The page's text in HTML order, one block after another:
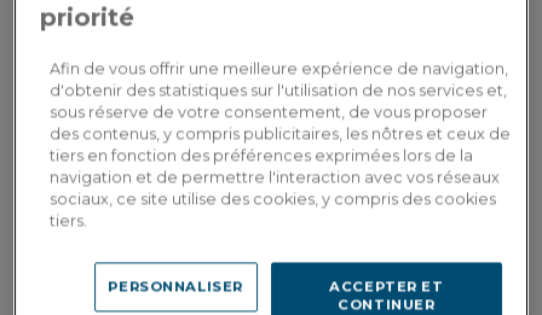
2 990,00€
AJOUTER AU PANIER
Livraison sur-mesure
Estimer mes frais de livraison par pays
priorité
Afin de vous offrir une meilleure expérience de navigation,
d'obtenir des statistiques sur l'utilisation de nos services et,
sous réserve de votre consentement, de vous proposer
des contenus, y compris publicitaires, les nôtres et ceux de
tiers en fonction des préférences exprimées lors de la
navigation et de permettre l'interaction avec vos réseaux
sociaux, ce site utilise des cookies, y compris des cookies
tiers.
ACCEPTER ET
CONTINUER
PERSONNALISER